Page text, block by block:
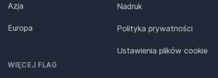
Azja
Europa
WIĘCEJ FLAG
Nadruk
Polityka prywatności
Ustawienia plików cookie